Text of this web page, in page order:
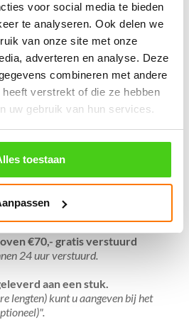
voor social media te bieden
te analyseren. Ook delen we
van onze site met onze
adverteren en analyse. Deze
combineren met andere
verstrekt of die ze hebben
uw gebruik van hun services.
toestaan
prijzen!
proefstukjes.
België en Duitsland.
€70,- gratis verstuurd
24 uur verstuurd.
aan een stuk.
lengten) kunt u aangeven bij het